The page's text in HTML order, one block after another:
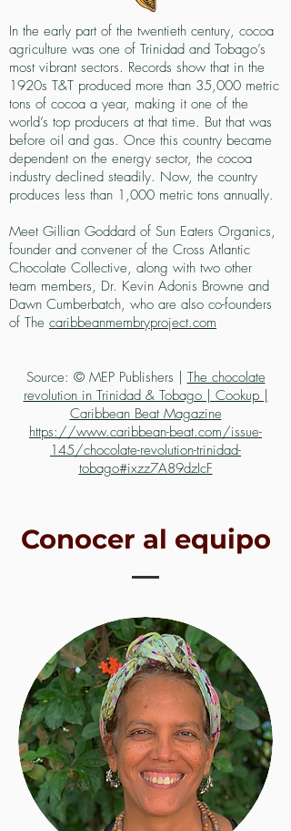
In the early part of the twentieth century, cocoa
agriculture was one of Trinidad and Tobago’s
most vibrant sectors. Records show that in the
1920s T&T produced more than 35,000 metric
tons of cocoa a year, making it one of the
world’s top producers at that time. But that was
before oil and gas. Once this country became
dependent on the energy sector, the cocoa
industry declined steadily. Now, the country
produces less than 1,000 metric tons annually.
Meet Gillian Goddard of Sun Eaters Organics,
founder and convener of the Cross Atlantic
Chocolate Collective, along with two other
team members, Dr. Kevin Adonis Browne and
Dawn Cumberbatch, who are also co-founders
of The caribbeanmembryproject.com
Source: © MEP Publishers | The chocolate
revolution in Trinidad & Tobago | Cookup |
Caribbean Beat Magazine
https://www.caribbean-beat.com/issue-
145/chocolate-revolution-trinidad-
tobago#ixzz7A89dzIcF
Conocer al equipo